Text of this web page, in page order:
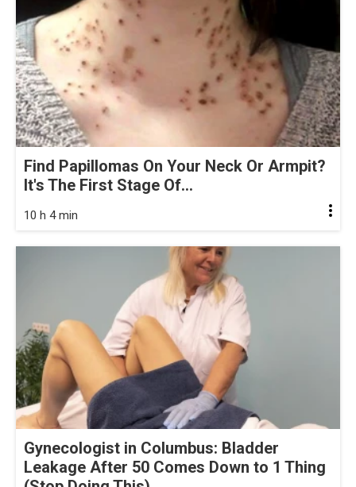
Find Papillomas On Your Neck Or Armpit?
It's The First Stage Of...
10 h 4 min
Gynecologist in Columbus: Bladder
Leakage After 50 Comes Down to 1 Thing